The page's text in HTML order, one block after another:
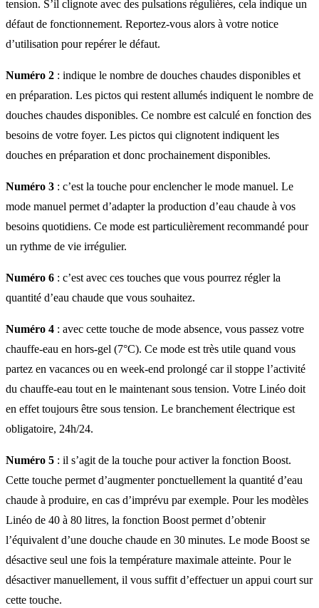
tension. S’il clignote avec des pulsations régulières, cela indique un
défaut de fonctionnement. Reportez-vous alors à votre notice
d’utilisation pour repérer le défaut.
Numéro 2 : indique le nombre de douches chaudes disponibles et
en préparation. Les pictos qui restent allumés indiquent le nombre de
douches chaudes disponibles. Ce nombre est calculé en fonction des
besoins de votre foyer. Les pictos qui clignotent indiquent les
douches en préparation et donc prochainement disponibles.
Numéro 3 : c’est la touche pour enclencher le mode manuel. Le
mode manuel permet d’adapter la production d’eau chaude à vos
besoins quotidiens. Ce mode est particulièrement recommandé pour
un rythme de vie irrégulier.
Numéro 6 : c’est avec ces touches que vous pourrez régler la
quantité d’eau chaude que vous souhaitez.
Numéro 4 : avec cette touche de mode absence, vous passez votre
chauffe-eau en hors-gel (7°C). Ce mode est très utile quand vous
partez en vacances ou en week-end prolongé car il stoppe l’activité
du chauffe-eau tout en le maintenant sous tension. Votre Linéo doit
en effet toujours être sous tension. Le branchement électrique est
obligatoire, 24h/24.
Numéro 5 : il s’agit de la touche pour activer la fonction Boost.
Cette touche permet d’augmenter ponctuellement la quantité d’eau
chaude à produire, en cas d’imprévu par exemple. Pour les modèles
Linéo de 40 à 80 litres, la fonction Boost permet d’obtenir
l’équivalent d’une douche chaude en 30 minutes. Le mode Boost se
désactive seul une fois la température maximale atteinte. Pour le
désactiver manuellement, il vous suffit d’effectuer un appui court sur
cette touche.